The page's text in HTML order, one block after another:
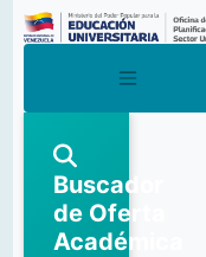
Buscador
de Oferta
Académica